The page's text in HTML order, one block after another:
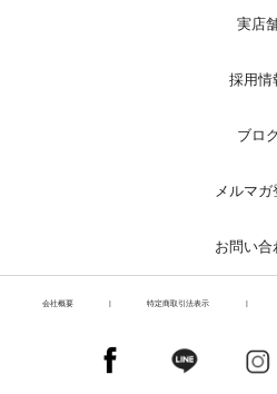
実店
採用情
ブロ
メルマガ
お問い合
会社概要 特定商取引法表示